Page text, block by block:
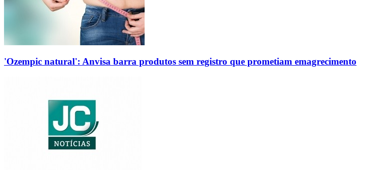
'Ozempic natural': Anvisa barra produtos sem registro que prometiam emagrecimento